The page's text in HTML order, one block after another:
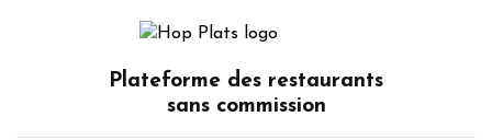
Plateforme des restaurants
sans commission